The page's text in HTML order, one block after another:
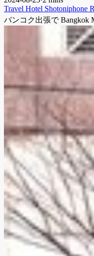
Travel Hotel Shotoniphone
バンコク出張で Bangkok